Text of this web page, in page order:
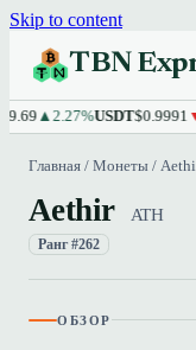
Skip to content
TBN
▲2.27%USDT$0.9991
Главная / Монеты /
Aethir ATH
Ранг #262
ОБЗОР